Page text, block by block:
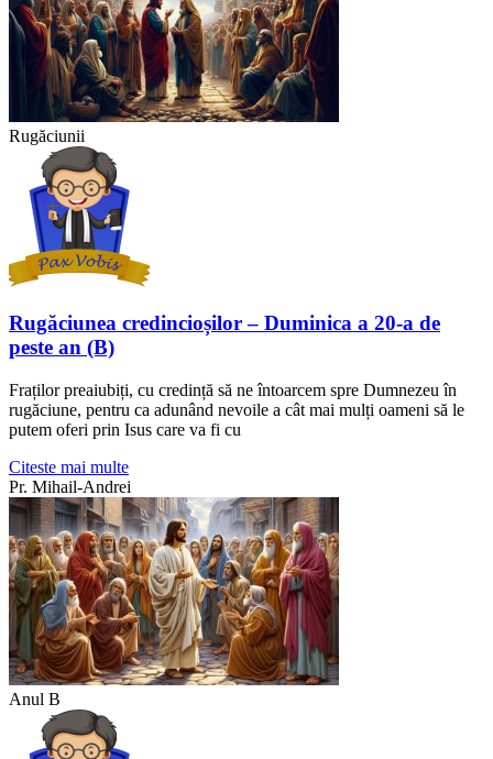
Rugăciunii
Rugăciunea credincioșilor – Duminica a 20-a de
peste an (B)
Fraților preaiubiți, cu credință să ne întoarcem spre Dumnezeu în
rugăciune, pentru ca adunând nevoile a cât mai mulți oameni să le
putem oferi prin Isus care va fi cu
Citeste mai multe
Pr. Mihail-Andrei
Anul B